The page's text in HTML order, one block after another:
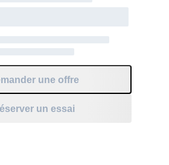
une offre
un essai